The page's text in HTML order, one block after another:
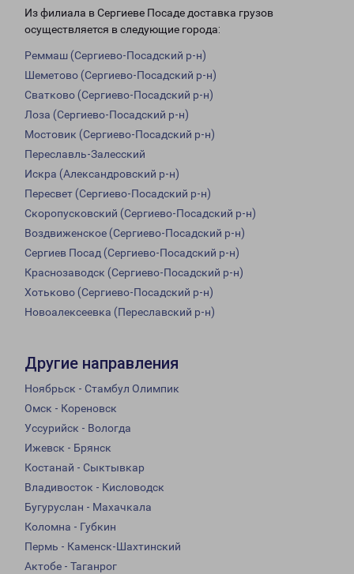
Из филиала в Сергиеве Посаде доставка грузов
осуществляется в следующие города:
Реммаш (Сергиево-Посадский р-н)
Шеметово (Сергиево-Посадский р-н)
Сватково (Сергиево-Посадский р-н)
Лоза (Сергиево-Посадский р-н)
Мостовик (Сергиево-Посадский р-н)
Переславль-Залесский
Искра (Александровский р-н)
Пересвет (Сергиево-Посадский р-н)
Скоропусковский (Сергиево-Посадский р-н)
Воздвиженское (Сергиево-Посадский р-н)
Сергиев Посад (Сергиево-Посадский р-н)
Краснозаводск (Сергиево-Посадский р-н)
Хотьково (Сергиево-Посадский р-н)
Новоалексеевка (Переславский р-н)
Другие направления
Ноябрьск - Стамбул Олимпик
Омск - Кореновск
Уссурийск - Вологда
Ижевск - Брянск
Костанай - Сыктывкар
Владивосток - Кисловодск
Бугуруслан - Махачкала
Коломна - Губкин
Пермь - Каменск-Шахтинский
Актобе - Таганрог